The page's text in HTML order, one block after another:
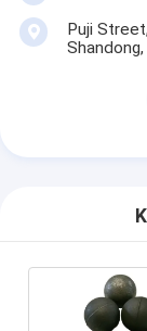
Puji
Shandong,